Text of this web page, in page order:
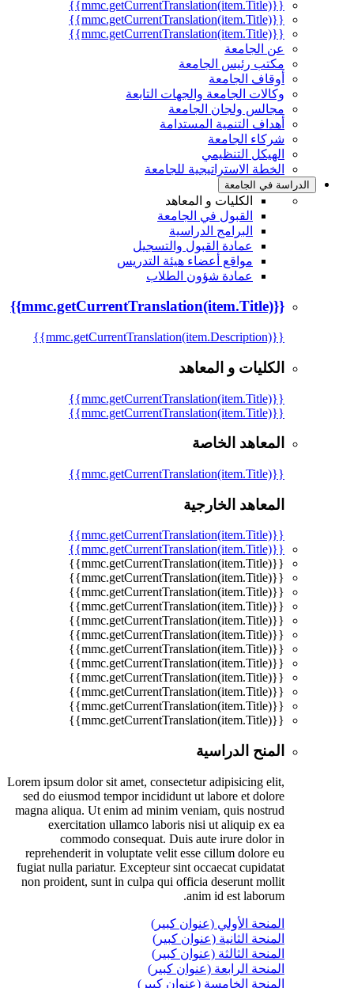
{{mmc.getCurrentTranslation(item.Title)}}
{{mmc.getCurrentTranslation(item.Title)}}
{{mmc.getCurrentTranslation(item.Title)}}
عن الجامعة
مكتب رئيس الجامعة
أوقاف الجامعة
وكالات الجامعة والجهات التابعة
مجالس ولجان الجامعة
أهداف التنمية المستدامة
شركاء الجامعة
الهيكل التنظيمي
الخطة الاستراتيجية للجامعة
الدراسة في الجامعة
الكليات و المعاهد
القبول في الجامعة
البرامج الدراسية
عمادة القبول والتسجيل
مواقع أعضاء هيئة التدريس
عمادة شؤون الطلاب
{{mmc.getCurrentTranslation(item.Title)}}
{{mmc.getCurrentTranslation(item.Description)}}
الكليات و المعاهد
{{mmc.getCurrentTranslation(item.Title)}}
{{mmc.getCurrentTranslation(item.Title)}}
المعاهد الخاصة
{{mmc.getCurrentTranslation(item.Title)}}
المعاهد الخارجية
{{mmc.getCurrentTranslation(item.Title)}}
{{mmc.getCurrentTranslation(item.Title)}}
{{mmc.getCurrentTranslation(item.Title)}}
{{mmc.getCurrentTranslation(item.Title)}}
{{mmc.getCurrentTranslation(item.Title)}}
{{mmc.getCurrentTranslation(item.Title)}}
{{mmc.getCurrentTranslation(item.Title)}}
{{mmc.getCurrentTranslation(item.Title)}}
{{mmc.getCurrentTranslation(item.Title)}}
{{mmc.getCurrentTranslation(item.Title)}}
{{mmc.getCurrentTranslation(item.Title)}}
{{mmc.getCurrentTranslation(item.Title)}}
{{mmc.getCurrentTranslation(item.Title)}}
{{mmc.getCurrentTranslation(item.Title)}}
المنح الدراسية
Lorem ipsum dolor sit amet, consectetur adipisicing elit,
sed do eiusmod tempor incididunt ut labore et dolore
magna aliqua. Ut enim ad minim veniam, quis nostrud
exercitation ullamco laboris nisi ut aliquip ex ea
commodo consequat. Duis aute irure dolor in
reprehenderit in voluptate velit esse cillum dolore eu
fugiat nulla pariatur. Excepteur sint occaecat cupidatat
non proident, sunt in culpa qui officia deserunt mollit
anim id est laborum.
المنحة الأولي (عنوان كبير)
المنحة الثانية (عنوان كبير)
المنحة الثالثة (عنوان كبير)
المنحة الرابعة (عنوان كبير)
المنحة الخامسة (عنوان كبير)